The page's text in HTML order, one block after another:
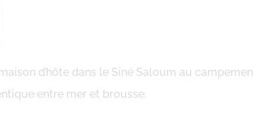
d’hôte dans le Siné Saloum au
entre mer et brousse.